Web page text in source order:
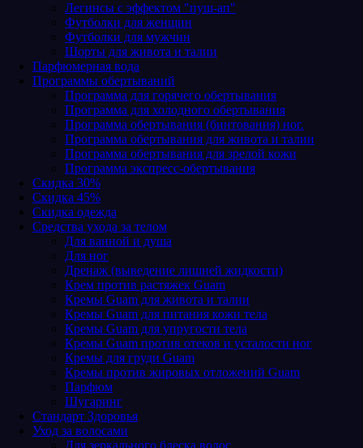
Легинсы с эффектом "пуш-ап"
Футболки для женщин
Футболки для мужчин
Шорты для живота и талии
Парфюмерная вода
Программы обертываний
Программа для горячего обертывания
Программа для холодного обертывания
Программа обертывания (бинтования) ног.
Программа обертывания для живота и талии
Программа обертывания для зрелой кожи
Программа экспресс-обертывания
Скидка 30%
Скидка 45%
Скидка одежда
Средства ухода за телом
Для ванной и душа
Для ног
Дренаж (выведение лишней жидкости)
Крем против растяжек Guam
Кремы Guam для живота и талии
Кремы Guam для питания кожи тела
Кремы Guam для упругости тела
Кремы Guam против отеков и усталости ног
Кремы для груди Guam
Кремы против жировых отложений Guam
Парфюм
Шугаринг
Стандарт Здоровья
Уход за волосами
Для зеркального блеска волос